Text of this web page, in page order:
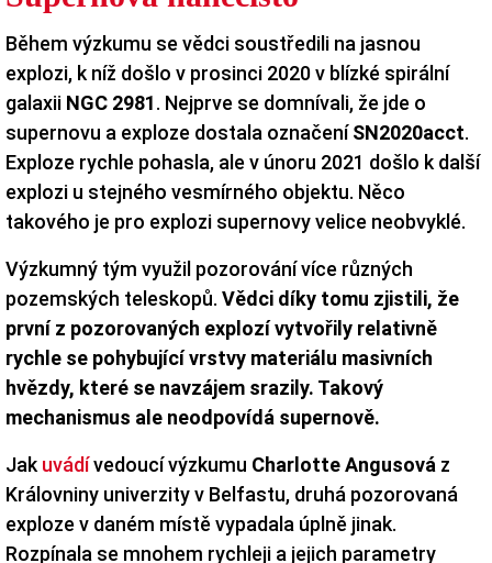
Během výzkumu se vědci soustředili na jasnou
explozi, k níž došlo v prosinci 2020 v blízké spirální
galaxii NGC 2981. Nejprve se domnívali, že jde o
supernovu a exploze dostala označeníSN2020acct.
Exploze rychle pohasla, ale v únoru 2021 došlo k další
explozi u stejného vesmírného objektu. Něco
takového je pro explozi supernovy velice neobvyklé.
Výzkumný tým využil pozorování více různých
pozemských teleskopů. Vědci díky tomu zjistili, že
první z pozorovaných explozí vytvořily relativně
rychle se pohybující vrstvy materiálu masivních
hvězdy, které se navzájem srazily. Takový
mechanismus ale neodpovídá supernově.
Jak uvádívedoucí výzkumu Charlotte Angusová z
Královniny univerzity v Belfastu, druhá pozorovaná
exploze v daném místě vypadala úplně jinak.
Rozpínala se mnohem rychleji a jejich parametry